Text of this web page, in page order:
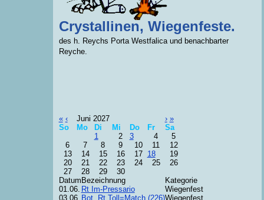
Crystallinen, Wiegenfeste.
des h. Reychs Porta Westfalica und benachbarter
Reyche.
« ‹ Juni 2027 › »
So
Mo Di Mi Do Fr
Sa
1
2 3 4
5
6
7 8 9 10 11
12
13
14 15 16 17 18
19
20
21 22 23 24 25
26
27
28 29
30
Datum Bezeichnung
Kategorie
01.06. Rt Im-Pressario
Wiegenfest
03.06. Bot. Rt Toll=Match (226)Wiegenfest